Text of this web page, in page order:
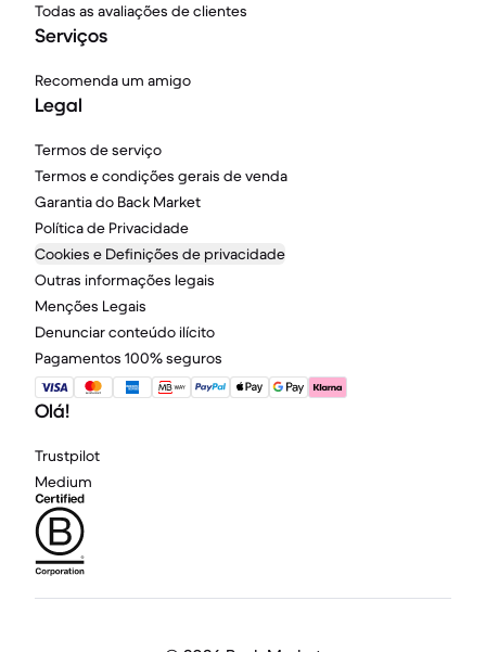
Todas as avaliações de clientes
Serviços
Recomenda um amigo
Legal
Termos de serviço
Termos e condições gerais de venda
Garantia do Back Market
Política de Privacidade
Cookies e Definições de privacidade
Outras informações legais
Menções Legais
Denunciar conteúdo ilícito
Pagamentos 100% seguros
Olá!
Trustpilot
Medium